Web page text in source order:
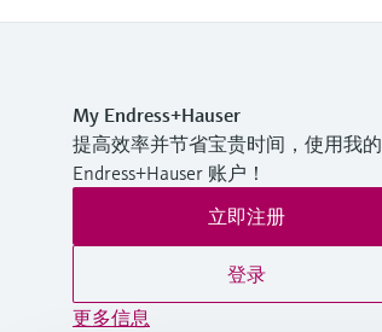
My Endress+Hauser
提高效率并节省宝贵时间，使用我的
Endress+Hauser 账户！
立即注册
登录
更多信息